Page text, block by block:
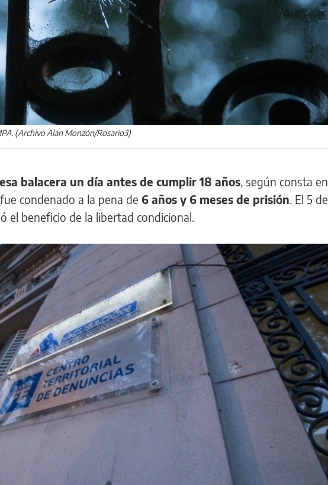
(Archivo Alan Monzón/Rosario3)
balacera un día antes de cumplir 18 años, según consta en
condenado a la pena de 6 años y 6 meses de prisión. El 5 de
el beneficio de la libertad condicional.